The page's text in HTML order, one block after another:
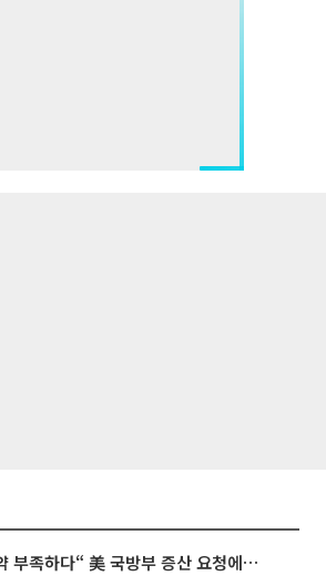
[특징주] “탄약 부족하다“ 美 국방부 증산 요청에⋯국내 방산주 급등세